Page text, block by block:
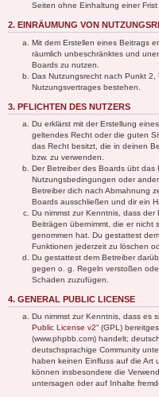
Seiten ohne Einhaltung einer
2. EINRÄUMUNG VON
Mit dem Erstellen eines Beitrags
räumlich unbeschränktes und
Boards zu nutzen.
Das Nutzungsrecht nach Punkt
Nutzungsvertrages bestehen.
3. PFLICHTEN DES NUTZERS
Du erklärst mit der Erstellung
geltendes Recht oder die guten
das Recht besitzt, die in deinen
bzw. zu verwenden.
Der Betreiber des Boards übt das
Nutzungsbedingungen oder
Betreiber dich nach Abmahnung
Boards ausschließen und dir ein
Du nimmst zur Kenntnis, dass
Beiträgen übernimmt, die er nicht
genommen hat. Du gestattest
Funktionen jederzeit zu löschen
Du gestattest dem Betreiber
gegen o. g. Regeln verstoßen
Schaden zuzufügen.
4. GENERAL PUBLIC LICENSE
Du nimmst zur Kenntnis, dass es
Public License v2“ (GPL)
(www.phpbb.com) handelt;
deutschsprachige Community
haben keinen Einfluss auf die Art
können insbesondere die
untersagen oder auf Inhalte